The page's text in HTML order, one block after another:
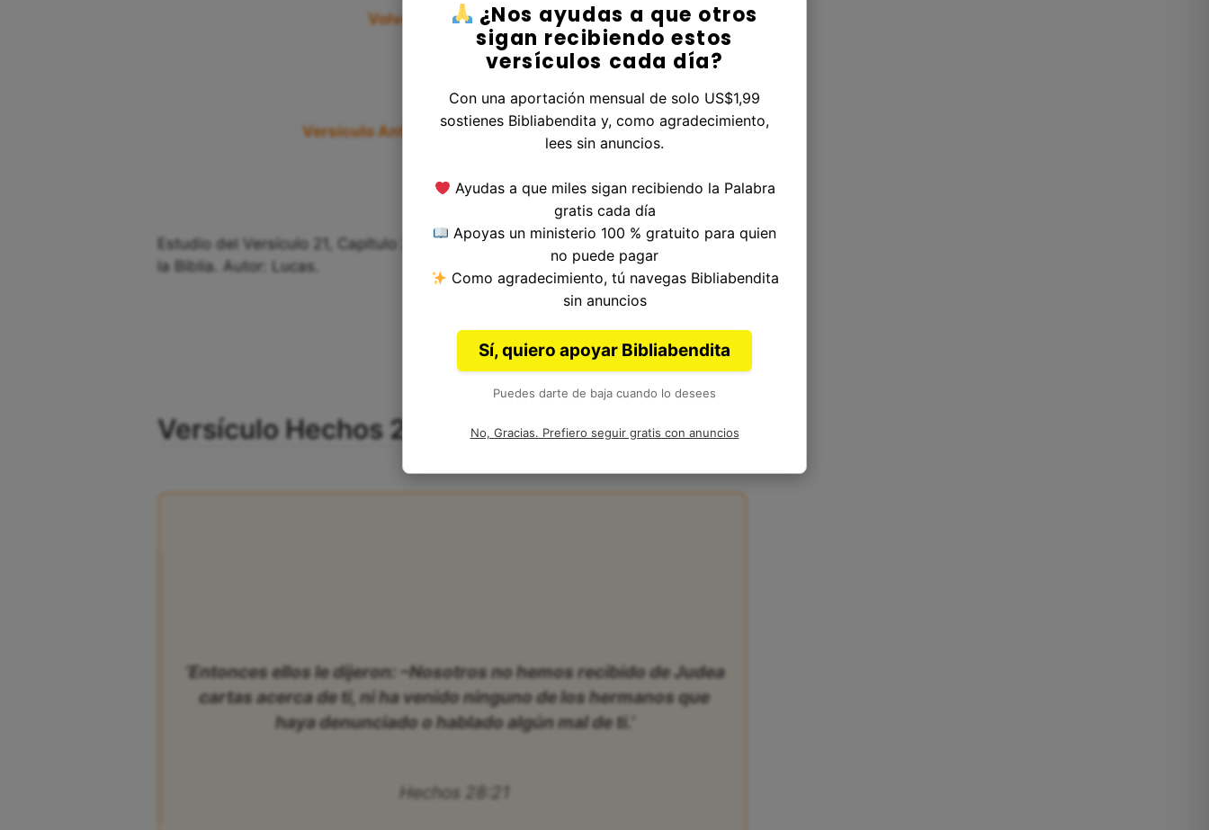
Volver al Libro Hechos
Versículo Anterior|Versículo Siguiente
Estudio del Versículo 21, Capítulo 28, Libro de Hechos delNuevo Testamentode
la Biblia. Autor: Lucas.
Versículo Hechos 28:21
‘Entonces ellos le dijeron: –Nosotros no hemos recibido de Judea
cartas acerca de ti, ni ha venido ninguno de los hermanos que
haya denunciado o hablado algún mal de ti.’
Hechos 28:21
¿Nos ayudas a que otros
sigan recibiendo estos
versículos cada día?
Con una aportación mensual de solo US$1,99
sostienes Bibliabendita y, como agradecimiento,
lees sin anuncios.
Ayudas a que miles sigan recibiendo la Palabra
gratis cada día
Apoyas un ministerio 100 % gratuito para quien
no puede pagar
Como agradecimiento, tú navegas Bibliabendita
sin anuncios
Sí, quiero apoyar Bibliabendita
Puedes darte de baja cuando lo desees
No, Gracias. Prefiero seguir gratis con anuncios